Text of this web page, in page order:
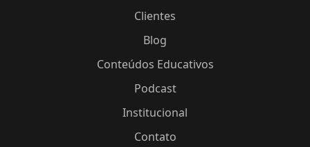
Clientes
Blog
Conteúdos Educativos
Podcast
Institucional
Contato